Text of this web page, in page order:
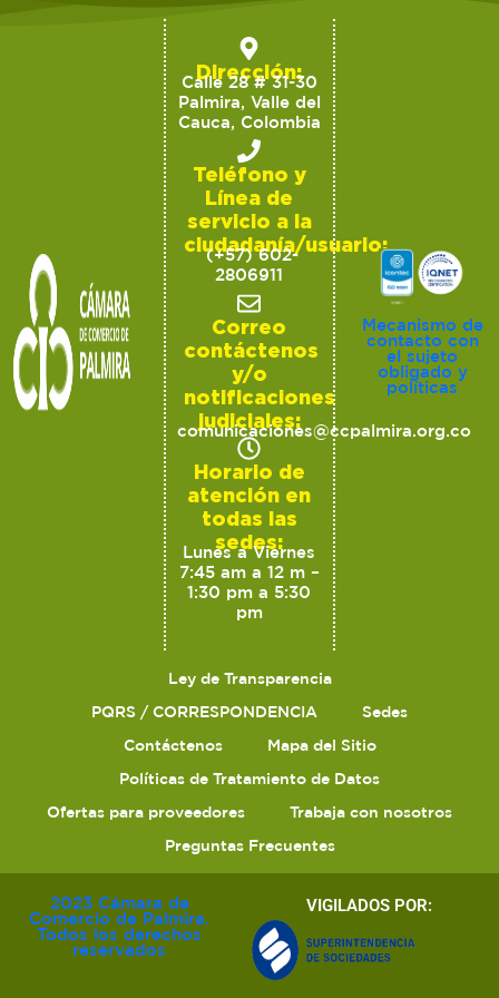
Dirección:
Calle 28 # 31-30
Palmira, Valle del
Cauca, Colombia
Teléfono y
Línea de
servicio a la
ciudadanía/usuario:
(+57) 602-
2806911
Correo
contáctenos
y/o
notificaciones
judiciales:
comunicaciones@ccpalmira.org.co
Horario de
atención en
todas las
sedes:
Lunes a Viernes
7:45 am a 12 m –
1:30 pm a 5:30
pm
Mecanismo de
contacto con
el sujeto
obligado y
políticas
Ley de Transparencia
PQRS / CORRESPONDENCIA
Sedes
Contáctenos
Mapa del Sitio
Políticas de Tratamiento de Datos
Ofertas para proveedores
Trabaja con nosotros
Preguntas Frecuentes
2023 Cámara de
Comercio de Palmira.
Todos los derechos
reservados
VIGILADOS POR: